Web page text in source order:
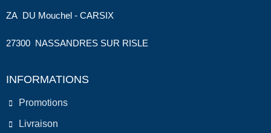
ZA DU Mouchel - CARSIX
27300 NASSANDRES SUR RISLE
INFORMATIONS
Promotions
Livraison